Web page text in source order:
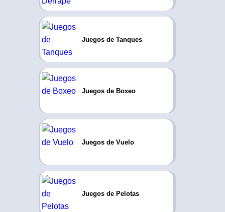
Juegos de Tanques
Juegos de Boxeo
Juegos de Vuelo
Juegos de Pelotas